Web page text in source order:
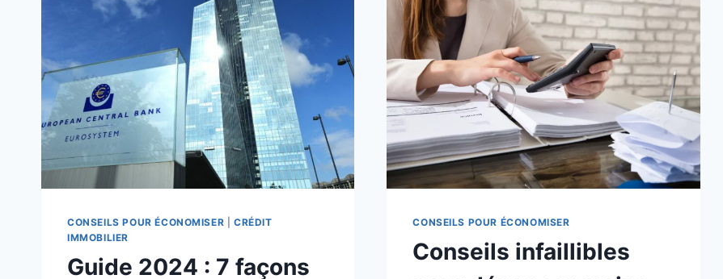
EFFETS
VOS
FINANCES
VOS
PLACEMENTS
BANCAIRES
?
CONSEILS POUR ÉCONOMISER |CRÉDIT
IMMOBILIER
Guide 2024 : 7 façons
CONSEILS POUR ÉCONOMISER
Conseils infaillibles